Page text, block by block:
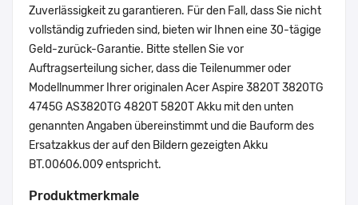
Zuverlässigkeit zu garantieren. Für den Fall, dass Sie nicht
vollständig zufrieden sind, bieten wir Ihnen eine 30-tägige
Geld-zurück-Garantie. Bitte stellen Sie vor
Auftragserteilung sicher, dass die Teilenummer oder
Modellnummer Ihrer originalen Acer Aspire 3820T 3820TG
4745G AS3820TG 4820T 5820T Akku mit den unten
genannten Angaben übereinstimmt und die Bauform des
Ersatzakkus der auf den Bildern gezeigten Akku
BT.00606.009 entspricht.
Produktmerkmale